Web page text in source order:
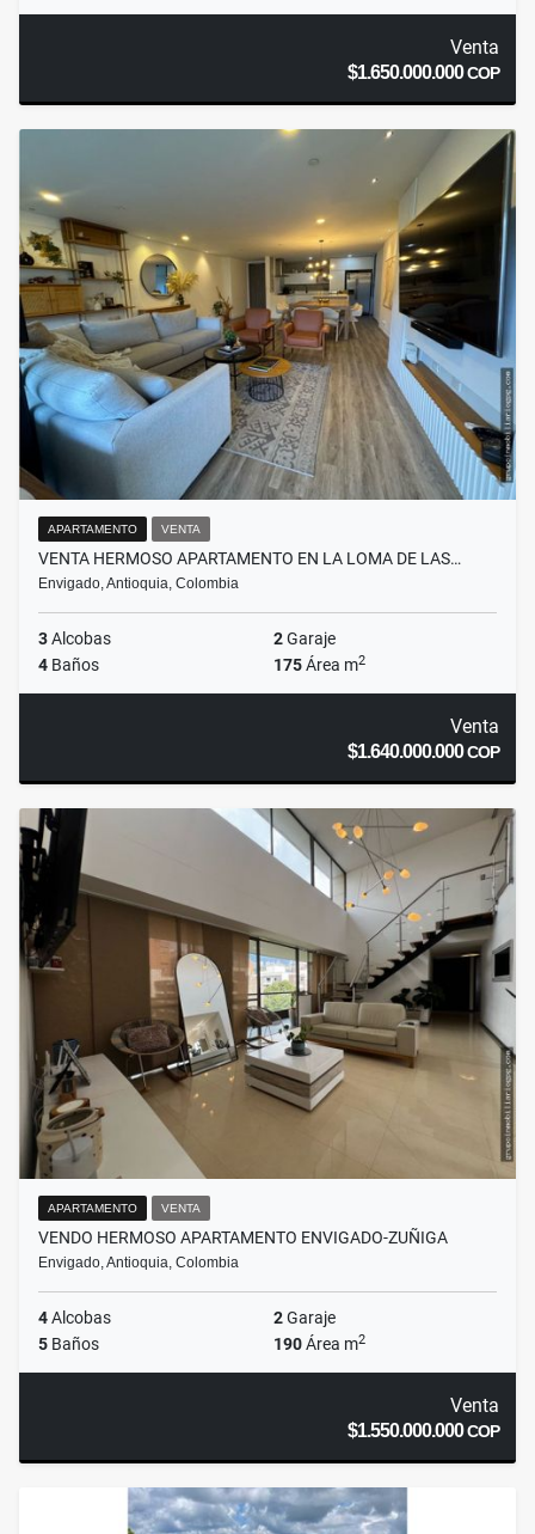
Venta
$1.650.000.000COP
APARTAMENTO VENTA
VENTA HERMOSO APARTAMENTO EN LA LOMA DE LAS…
Envigado, Antioquia, Colombia
3Alcobas 2Garaje
4 Baños 175Área m2
Venta
$1.640.000.000COP
APARTAMENTO VENTA
VENDO HERMOSO APARTAMENTO ENVIGADO-ZUÑIGA
Envigado, Antioquia, Colombia
4Alcobas 2Garaje
5 Baños 190Área m2
Venta
$1.550.000.000COP